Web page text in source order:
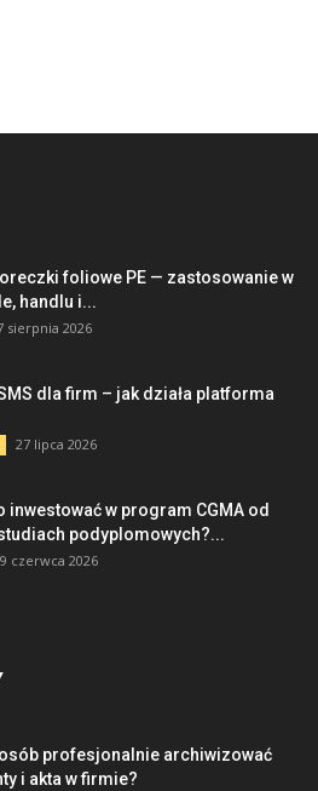
foliowe PE — zastosowanie w
handlu i...
sierpnia 2026
dla firm – jak działa platforma
27 lipca 2026
inwestować w program CGMA od
podyplomowych?...
czerwca 2026
profesjonalnie archiwizować
i akta w firmie?